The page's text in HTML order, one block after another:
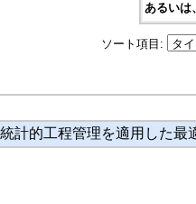
あるいは
ソート項目:
統計的工程管理を適用した最